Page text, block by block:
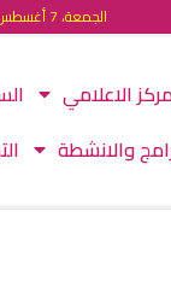
الجمعة، 7 أغسطس 2026 – 11:09 ص
الاعلامي
والانشطة